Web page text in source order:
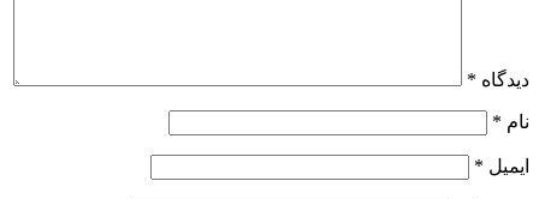
دیدگاه *
نام *
ایمیل *